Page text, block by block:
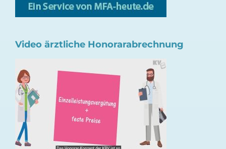
Video ärztliche Honorarabrechnung